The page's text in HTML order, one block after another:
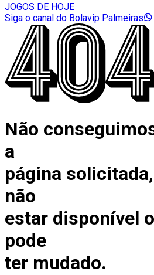
JOGOS DE HOJE
Siga o canal do Bolavip Palmeiras
Não
a
página
não
estar disponível
pode
ter mudado.